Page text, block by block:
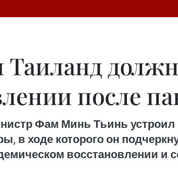
после
Фам Минь Тьинь
в ходе которого он
восстановлении и